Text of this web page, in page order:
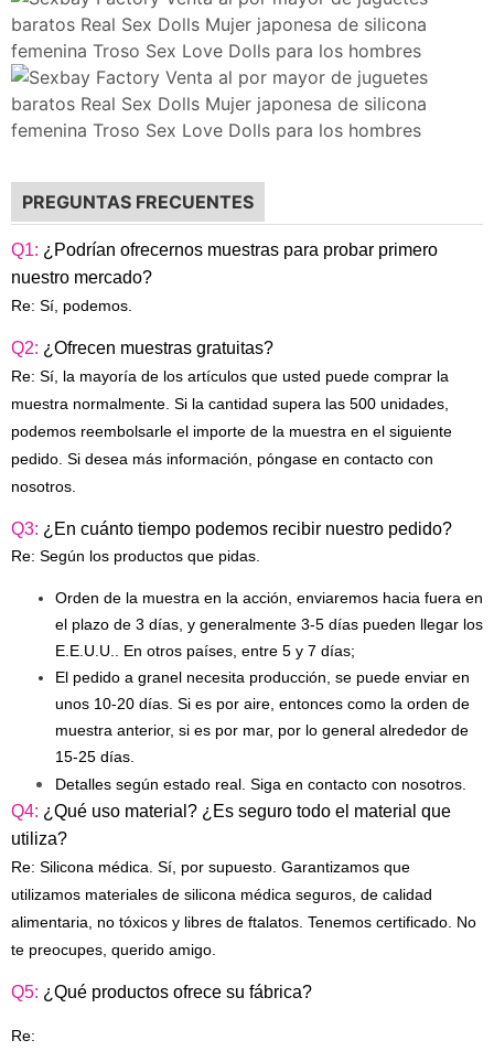
PREGUNTAS FRECUENTES
Q1: ¿Podrían ofrecernos muestras para probar primero
nuestro mercado?
Re: Sí, podemos.
Q2: ¿Ofrecen muestras gratuitas?
Re: Sí, la mayoría de los artículos que usted puede comprar la
muestra normalmente. Si la cantidad supera las 500 unidades,
podemos reembolsarle el importe de la muestra en el siguiente
pedido. Si desea más información, póngase en contacto con
nosotros.
Q3: ¿En cuánto tiempo podemos recibir nuestro pedido?
Re: Según los productos que pidas.
Orden de la muestra en la acción, enviaremos hacia fuera en
el plazo de 3 días, y generalmente 3-5 días pueden llegar los
E.E.U.U.. En otros países, entre 5 y 7 días;
El pedido a granel necesita producción, se puede enviar en
unos 10-20 días. Si es por aire, entonces como la orden de
muestra anterior, si es por mar, por lo general alrededor de
15-25 días.
Detalles según estado real. Siga en contacto con nosotros.
Q4: ¿Qué uso material? ¿Es seguro todo el material que
utiliza?
Re: Silicona médica. Sí, por supuesto. Garantizamos que
utilizamos materiales de silicona médica seguros, de calidad
alimentaria, no tóxicos y libres de ftalatos. Tenemos certificado. No
te preocupes, querido amigo.
Q5: ¿Qué productos ofrece su fábrica?
Re: